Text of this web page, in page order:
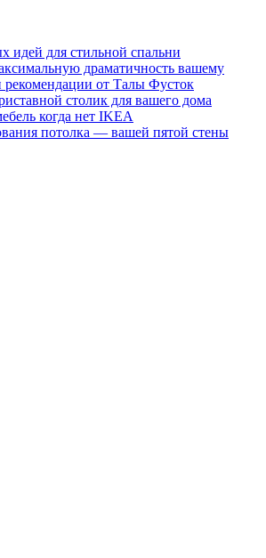
идей для стильной спальни
драматичность вашему
рекомендации от Талы Фусток
столик для вашего дома
когда нет IKEA
потолка — вашей пятой стены